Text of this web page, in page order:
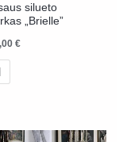
silueto
„Brielle”
€